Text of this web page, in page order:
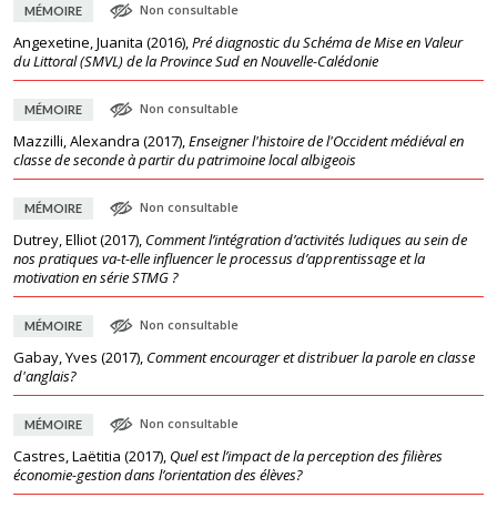
MÉMOIRE Non consultable
Angexetine, Juanita (2016),Pré diagnostic du Schéma de Mise en Valeur
du Littoral (SMVL) de la Province Sud en Nouvelle-Calédonie
MÉMOIRE Non consultable
Mazzilli, Alexandra (2017),Enseigner l'histoire de l'Occident médiéval en
classe de seconde à partir du patrimoine local albigeois
MÉMOIRE Non consultable
Dutrey, Elliot(2017), Comment l’intégration d’activités ludiques au sein de
nos pratiques va-t-elle influencer le processus d’apprentissage et la
motivation en série STMG ?
MÉMOIRE Non consultable
Gabay, Yves (2017), Comment encourager et distribuer la parole en classe
d'anglais?
MÉMOIRE Non consultable
Castres, Laëtitia (2017), Quel est l’impact de la perception des filières
économie-gestion dans l’orientation des élèves?